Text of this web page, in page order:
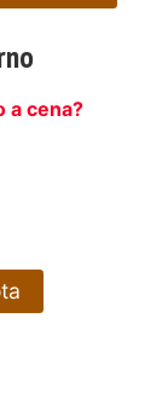
a cena?